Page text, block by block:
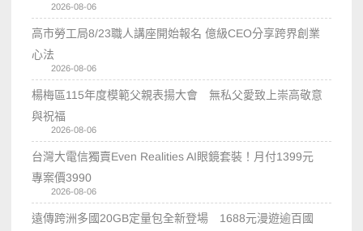
2026-08-06
高市勞工局8/23職人講座開始報名 億級CEO分享跨界創業
心法
2026-08-06
楊梅區115年度模範父親表揚大會 無私父愛致上崇高敬意
與祝福
2026-08-06
台灣大電信獨賣Even Realities AI眼鏡套裝！月付1399元
專案價3990
2026-08-06
遠傳跨洲多國20GB定量包全新登場 1688元漫遊逾百國